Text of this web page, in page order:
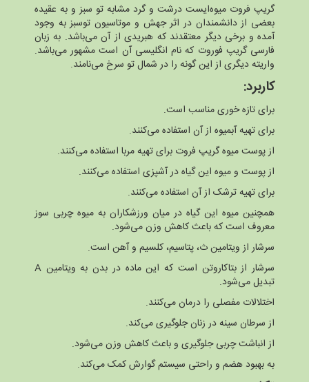
گریپ فروت میوه‌ایست درشت و گرد مشابه تو سبز و به عقیده
بعضی از دانشمندان در اثر جهش و موتاسیون توسبز به وجود
آمده و برخی دیگر معتقدند که هبریدی از آن می‌باشد. به زبان
فارسی گریپ فوروت که نام انگلیسی آن است مشهور می‌باشد.
واریته دیگری از این گونه را در شمال تو سرخ می‌نامند.
کاربرد:
برای تازه خوری مناسب است.
برای تهیه آبمیوه از آن استفاده می‌کنند.
از پوست میوه گریپ فروت برای تهیه مربا استفاده می‌کنند.
از پوست و میوه این گیاه در آشپزی استفاده می‌کنند.
برای تهیه ترشک از آن استفاده می‌کنند.
همچنین میوه این گیاه در میان ورزشکاران به میوه چربی سوز
معروف است که باعث کاهش وزن می‌شود.
سرشار از ویتامین ث، پتاسیم، کلسیم و آهن است.
سرشار از بتاکاروتن است که این ماده در بدن به ویتامین A
تبدیل می‌شود.
اختلالات مفصلی را درمان می‌کنند.
از سرطان سینه در زنان جلوگیری می‌کند.
از انباشت چربی جلوگیری و باعث کاهش وزن می‌شود.
به بهبود هضم و راحتی سیستم گوارش کمک می‌کند.